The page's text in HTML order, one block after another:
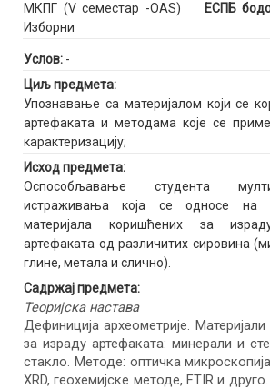
МКПГ (V семестар -OAS)
ЕСПБ
Изборни
Услов: -
Циљ предмета:
Упознавање са материјалом који се
артефаката и методама које се
карактеризацију;
Исход предмета:
Оспособљавање студента
истраживања која се односе на
материјала коришћених за
артефаката од различитих сировина
глине, метала и слично).
Садржај предмета:
Теоријска настава
Дефиниција археометрије. Материјали
за израду артефаката: минерали и
стакло. Методе: оптичка
XRD, геохемијске методе, FTIR и